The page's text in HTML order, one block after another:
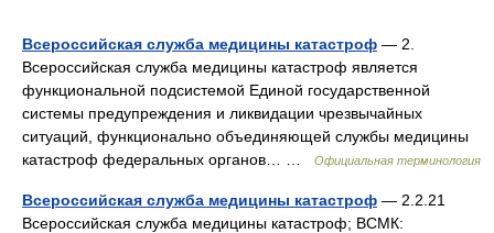
Всероссийская служба медицины катастроф — 2.
Всероссийская служба медицины катастроф является
функциональной подсистемой Единой государственной
системы предупреждения и ликвидации чрезвычайных
ситуаций, функционально объединяющей службы медицины
катастроф федеральных органов… …
Официальная терминология
Всероссийская служба медицины катастроф — 2.2.21
Всероссийская служба медицины катастроф; ВСМК: